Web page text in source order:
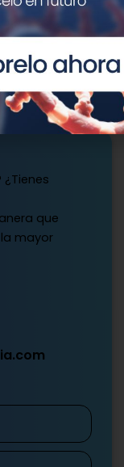
disponibles.
que
mayor